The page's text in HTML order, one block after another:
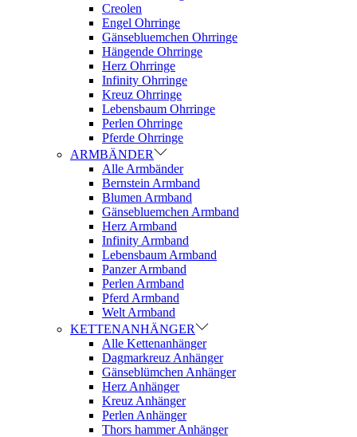
Creolen
Engel Ohrringe
Gänsebluemchen Ohrringe
Hängende Ohrringe
Herz Ohrringe
Infinity Ohrringe
Kreuz Ohrringe
Lebensbaum Ohrringe
Perlen Ohrringe
Pferde Ohrringe
ARMBÄNDER
Alle Armbänder
Bernstein Armband
Blumen Armband
Gänsebluemchen Armband
Herz Armband
Infinity Armband
Lebensbaum Armband
Panzer Armband
Perlen Armband
Pferd Armband
Welt Armband
KETTENANHÄNGER
Alle Kettenanhänger
Dagmarkreuz Anhänger
Gänseblümchen Anhänger
Herz Anhänger
Kreuz Anhänger
Perlen Anhänger
Thors hammer Anhänger